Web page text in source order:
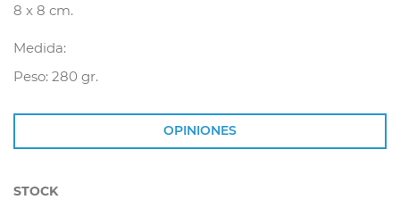
8 x 8 cm.
Medida:
Peso: 280 gr.
OPINIONES
STOCK